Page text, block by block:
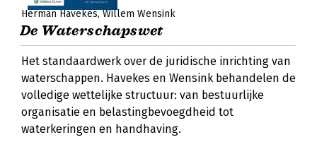
Herman Havekes Willem Wensink
De Waterschapswet
Het standaardwerk over de juridische inrichting van
waterschappen. Havekes en Wensink behandelen de
volledige wettelijke structuur: van bestuurlijke
organisatie en belastingbevoegdheid tot
waterkeringen en handhaving.